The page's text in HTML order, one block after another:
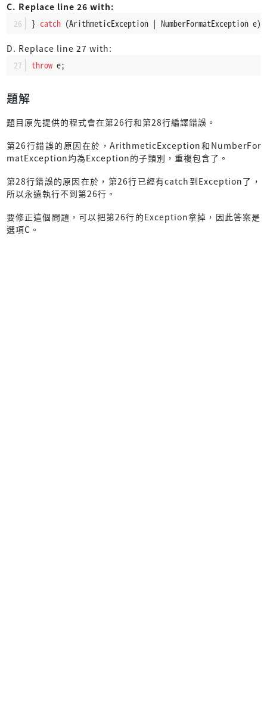
C. Replace line 26 with:
} catch (ArithmeticException | NumberFormatException e)
D. Replace line 27 with:
throw e;
題解
題目原先提供的程式會在第26行和第28行編譯錯誤。
第26行錯誤的原因在於，ArithmeticException和NumberFor
matException均為Exception的子類別，重複包含了。
第28行錯誤的原因在於，第26行已經有catch到Exception了，
所以永遠執行不到第26行。
要修正這個問題，可以把第26行的Exception拿掉，因此答案是
選項C。